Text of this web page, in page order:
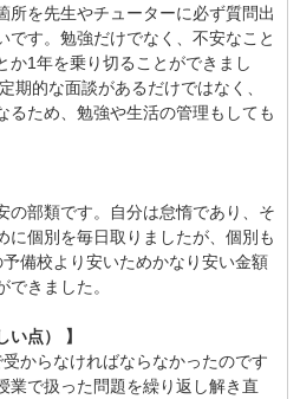
所を先生やチューターに必ず質問出
です。勉強だけでなく、不安なこと
か1年を乗り切ることができまし
期的な面談があるだけではなく、
るため、勉強や生活の管理もしても
の部類です。自分は怠惰であり、そ
に個別を毎日取りましたが、個別も
備校より安いためかなり安い金額
きました。
い点） 】
からなければならなかったのです
業で扱った問題を繰り返し解き直